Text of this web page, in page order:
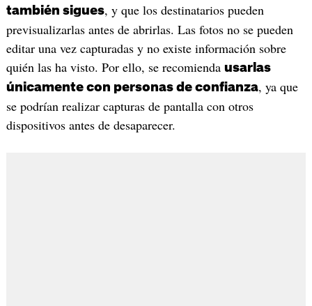
también sigues, y que los destinatarios pueden
previsualizarlas antes de abrirlas. Las fotos no se pueden
editar una vez capturadas y no existe información sobre
quién las ha visto. Por ello, se recomienda usarlas
únicamente con personas de confianza, ya que
se podrían realizar capturas de pantalla con otros
dispositivos antes de desaparecer.